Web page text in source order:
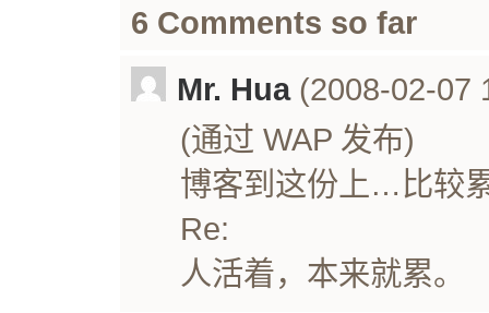
6 Comments so far
Mr. Hua(2008-02-07
(通过 WAP 发布)
博客到这份上…比较
Re:
人活着，本来就累。